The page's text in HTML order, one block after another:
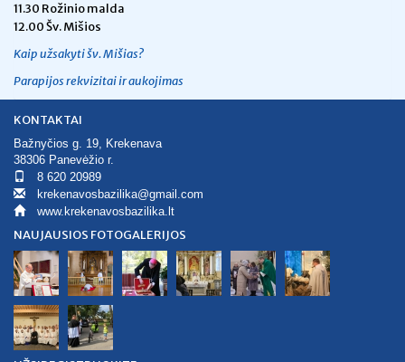
11.30 Rožinio malda
12.00 Šv. Mišios
Kaip užsakyti šv. Mišias?
Parapijos rekvizitai ir aukojimas
KONTAKTAI
Bažnyčios g. 19, Krekenava
38306 Panevėžio r.
8 620 20989
krekenavosbazilika@gmail.com
www.krekenavosbazilika.lt
NAUJAUSIOS FOTOGALERIJOS